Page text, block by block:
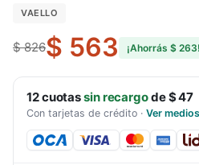
VAELLO
$ 826$ 563 ¡Ahorrás $ 263!
12cuotassin recargode$ 47
Con tarjetas de crédito · Ver